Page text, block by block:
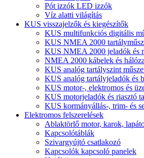
Pót izzók LED izzók
Víz alatti világítás
KUS visszajelzők és kiegészítők
KUS multifunkciós digitális
KUS NMEA 2000
KUS NMEA 2000 jeladók és
NMEA 2000 kábelek és
KUS analóg tartályszint
KUS analóg tartályjeladók és
KUS motor-, elektromos és
KUS motorjeladók és riasztó
KUS kormányállás-, trim- és
Elektromos felszerelések
Ablaktörlő motor, karok,
Kapcsolótáblák
Szivargyújtó csatlakozó
Kapcsolók kapcsoló panelek